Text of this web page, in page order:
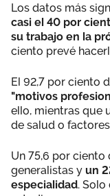
Los datos más
casi el 40 por
su trabajo en la
ciento prevé
El 92,7 por ciento
"motivos
ello, mientras que
de salud o
Un 75,6 por ciento
generalistas y un
especialidad. Solo